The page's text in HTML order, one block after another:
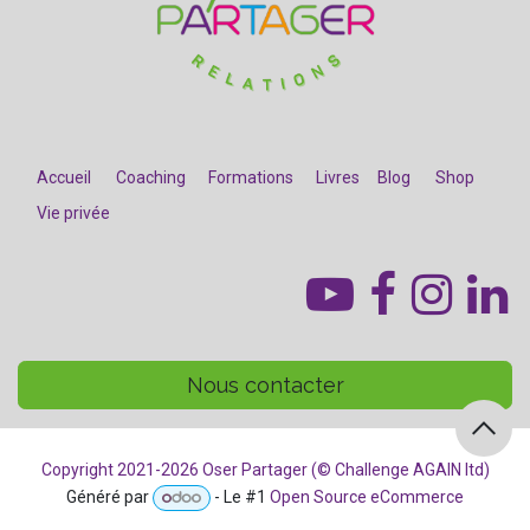
Accueil Coaching Formations Livres Blog
Shop
Vie privée
Nous contacter
Copyright 2021-2026 Oser Partager (© Challenge AGAIN ltd)
Généré par
- Le #1 Open Source eCommerce